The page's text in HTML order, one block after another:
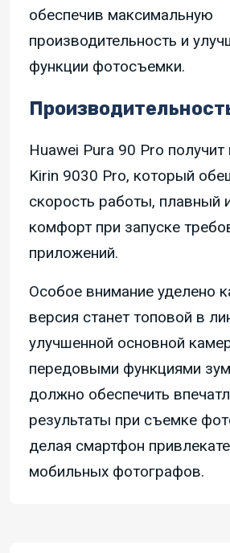
обеспечив максимальную
производительность и
функции фотосъемки.
Huawei Pura 90 Pro
Kirin 9030 Pro, который
скорость работы, плавный
комфорт при запуске
приложений.
Особое внимание уделено
версия станет топовой в
улучшенной основной
передовыми функциями
должно обеспечить
результаты при съемке
делая смартфон
мобильных фотографов.